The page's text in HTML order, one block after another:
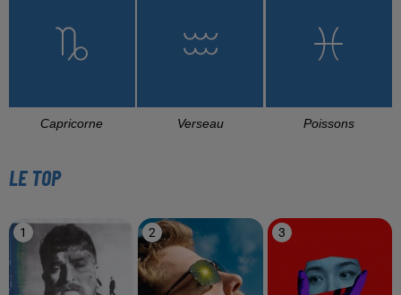
Capricorne Verseau Poissons
LE TOP
1 2 3